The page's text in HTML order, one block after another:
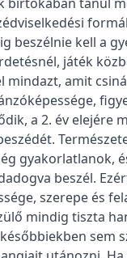
beszélnie kell a
játék
mindazt, amit
a 2. év elejére
gyakorlatlanok,
beszél.
szerepe és
mindig tiszta
sem